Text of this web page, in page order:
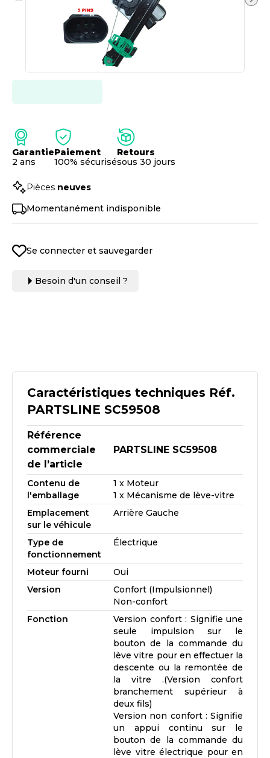
Caractéristiques techniques Réf.
PARTSLINE SC59508
Référence
commerciale
de l’article
PARTSLINE SC59508
Contenu de
l'emballage
1 x Moteur
1 x Mécanisme de lève-vitre
Emplacement
sur le véhicule
Arrière Gauche
Type de
fonctionnement
Électrique
Moteur fourni
Oui
Version
Confort (Impulsionnel)
Non-confort
Fonction
Version confort : Signifie une
seule impulsion sur le
bouton de la commande du
lève vitre pour en effectuer la
descente ou la remontée de
la vitre .(Version confort
branchement supérieur à
deux fils)
Version non confort : Signifie
un appui continu sur le
bouton de la commande du
lève vitre électrique pour en
Garantie
2 ans
Paiement
100% sécurisé
Retours
sous 30 jours
Pièces neuves
Momentanément indisponible
Se connecter et sauvegarder
Besoin d'un conseil ?